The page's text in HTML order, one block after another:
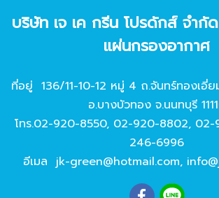
บริษัท เจ เค กรีน โปรดักส์ จํากั
แผ่นกรองอากาศ
ที่อยู่ 136/11-10-12 หมู่ 4 ถ.จันทร์ทองเอี่
อ.บางบัวทอง จ.นนทบุรี
โทร.02-920-8550, 02-920-8802, 02-
246-6996
อีเมล jk-green@hotmail.com,